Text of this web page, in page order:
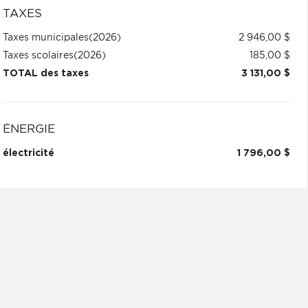
TAXES
Taxes municipales(2026)
2 946,00 $
Taxes scolaires(2026)
185,00 $
TOTAL des taxes
3 131,00 $
ÉNERGIE
électricité 1 796,00 $